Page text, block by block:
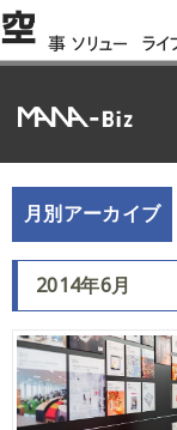
空 事
例
ソリュー
ション
ライ
フィ
月別アーカイブ
2014年6月